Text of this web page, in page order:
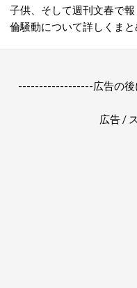
子供、そして週刊文春で
倫騒動について詳しくまと
------------------広告の
広告 /